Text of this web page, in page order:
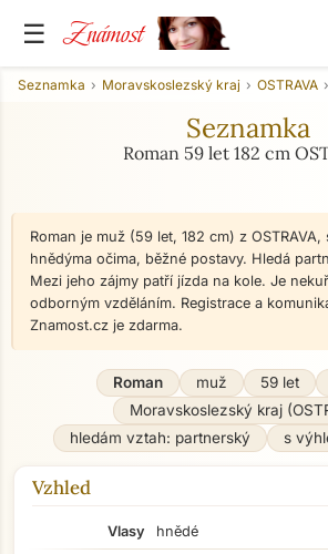
☰ Známost
Seznamka Moravskoslezský kraj OSTRAVA
Seznamka
Roman 59 let 182 cm
Roman je muž (59 let, 182 cm) z
hnědýma očima, běžné postavy. Hledá
Mezi jeho zájmy patří jízda na kole. Je
odborným vzděláním. Registrace a
Znamost.cz je zdarma.
Roman muž 59 let
Moravskoslezský kraj
hledám vztah: partnerský
s
Vzhled
Vlasy
hnědé